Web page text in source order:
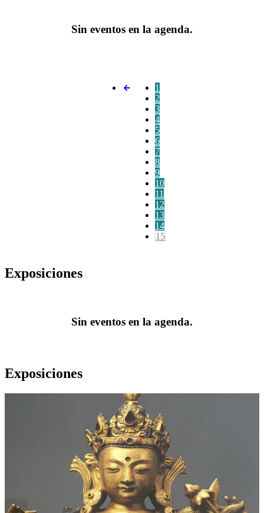
Sin eventos en la agenda.
1
2
3
4
5
6
7
8
9
10
11
12
13
14
15
Exposiciones
Sin eventos en la agenda.
Exposiciones